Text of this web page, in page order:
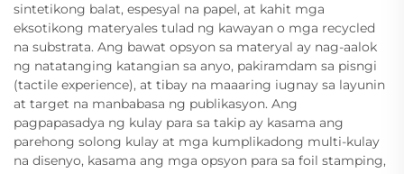
sintetikong balat, espesyal na papel, at kahit mga
eksotikong materyales tulad ng kawayan o mga recycled
na substrata. Ang bawat opsyon sa materyal ay nag-aalok
ng natatanging katangian sa anyo, pakiramdam sa pisngi
(tactile experience), at tibay na maaaring iugnay sa layunin
at target na manbabasa ng publikasyon. Ang
pagpapasadya ng kulay para sa takip ay kasama ang
parehong solong kulay at mga kumplikadong multi-kulay
na disenyo, kasama ang mga opsyon para sa foil stamping,